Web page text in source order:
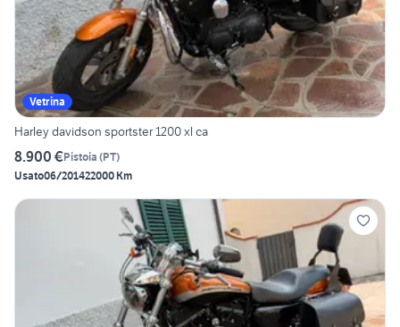
Vetrina
Harley davidson sportster 1200 xl ca
8.900 €Pistoia (PT)
Usato06/201422000 Km